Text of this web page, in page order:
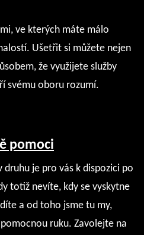
ve kterých máte málo
Ušetřit si můžete nejen
že využijete služby
svému oboru rozumí.
pomoci
druhu je pro vás k dispozici po
totiž nevíte, kdy se vyskytne
a od toho jsme tu my,
ruku. Zavolejte na